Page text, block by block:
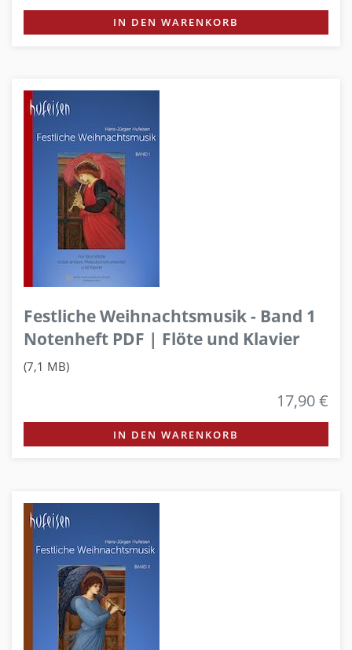
IN DEN WARENKORB
Festliche Weihnachtsmusik - Band 1
Notenheft PDF | Flöte und Klavier
(7,1 MB)
17,90 €
IN DEN WARENKORB